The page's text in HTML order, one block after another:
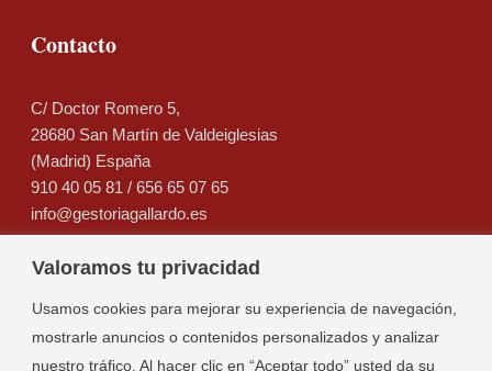
Valoramos tu privacidad
Usamos cookies para mejorar su experiencia de navegación,
mostrarle anuncios o contenidos personalizados y analizar
nuestro tráfico. Al hacer clic en “Aceptar todo” usted da su
Contacto
C/ Doctor Romero 5,
28680 San Martín de Valdeiglesias
(Madrid) España
910 40 05 81 /656 65 07 65
info@gestoriagallardo.es
Lunes a Viernes: 08:30 - 15:00h.
Sábados y Domingos: Cerrado.